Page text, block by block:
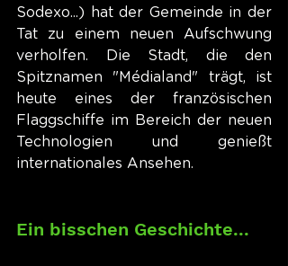
Sodexo...) hat der Gemeinde in der
Tat zu einem neuen Aufschwung
verholfen. Die Stadt, die den
Spitznamen "Médialand" trägt, ist
heute eines der französischen
Flaggschiffe im Bereich der neuen
Technologien und genießt
internationales Ansehen.
Ein bisschen Geschichte...